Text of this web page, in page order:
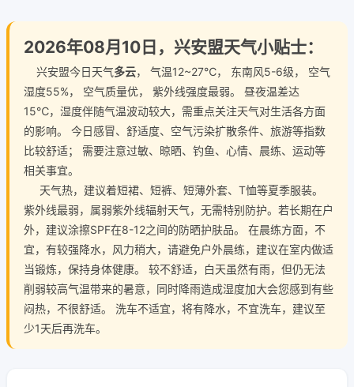
2026年08月10日，兴安盟天气小贴士：
兴安盟今日天气多云， 气温12~27℃， 东南风5-6级， 空气
湿度55%， 空气质量优， 紫外线强度最弱。 昼夜温差达
15℃，湿度伴随气温波动较大，需重点关注天气对生活各方面
的影响。 今日感冒、舒适度、空气污染扩散条件、旅游等指数
比较舒适； 需要注意过敏、晾晒、钓鱼、心情、晨练、运动等
相关事宜。
天气热，建议着短裙、短裤、短薄外套、T恤等夏季服装。
紫外线最弱，属弱紫外线辐射天气，无需特别防护。若长期在户
外，建议涂擦SPF在8-12之间的防晒护肤品。 在晨练方面，不
宜，有较强降水，风力稍大，请避免户外晨练，建议在室内做适
当锻炼，保持身体健康。 较不舒适，白天虽然有雨，但仍无法
削弱较高气温带来的暑意，同时降雨造成湿度加大会您感到有些
闷热，不很舒适。 洗车不适宜，将有降水，不宜洗车，建议至
少1天后再洗车。